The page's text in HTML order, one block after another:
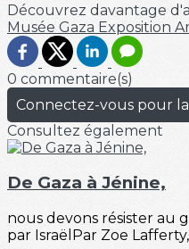
Découvrez davantage
Musée Gaza Exposition
0 commentaire(s)
Connectez-vous pour
Consultez également
De Gaza à Jénine,
nous devons résister au
par IsraëlPar Zoe